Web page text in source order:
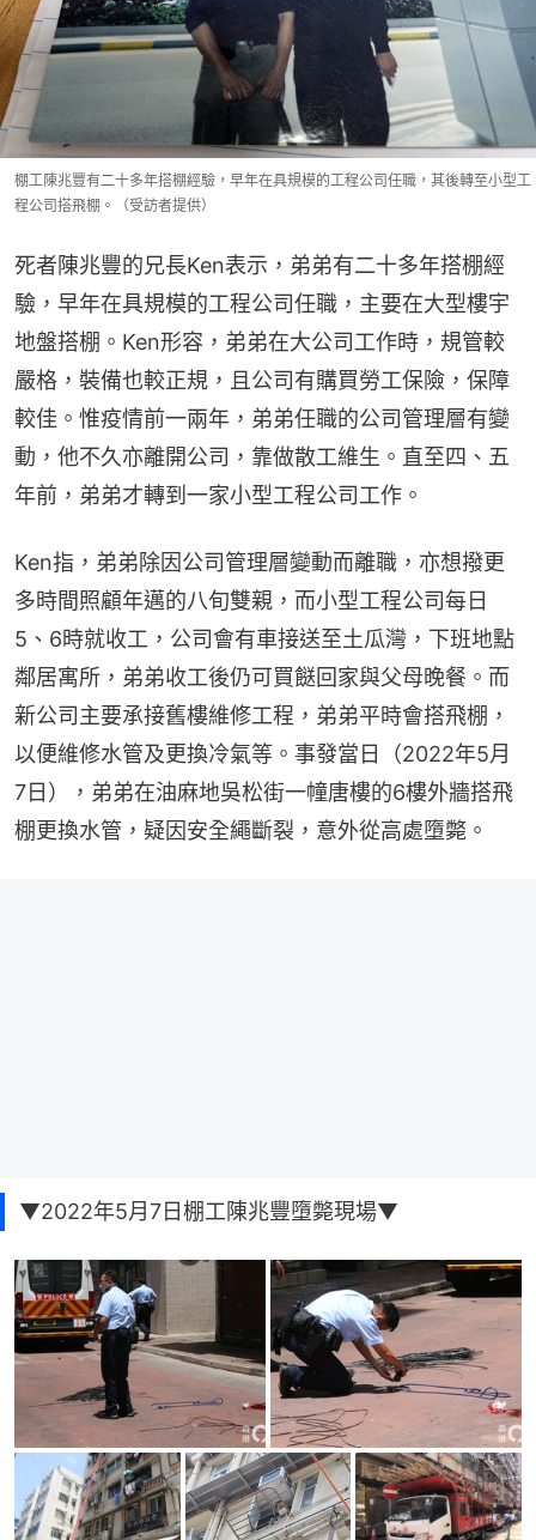
棚工陳兆豐有二十多年搭棚經驗，早年在具規模的工程公司任職，其後轉至小型工
程公司搭飛棚。（受訪者提供）
死者陳兆豐的兄長Ken表示，弟弟有二十多年搭棚經
驗，早年在具規模的工程公司任職，主要在大型樓宇
地盤搭棚。Ken形容，弟弟在大公司工作時，規管較
嚴格，裝備也較正規，且公司有購買勞工保險，保障
較佳。惟疫情前一兩年，弟弟任職的公司管理層有變
動，他不久亦離開公司，靠做散工維生。直至四、五
年前，弟弟才轉到一家小型工程公司工作。
Ken指，弟弟除因公司管理層變動而離職，亦想撥更
多時間照顧年邁的八旬雙親，而小型工程公司每日
5、6時就收工，公司會有車接送至土瓜灣，下班地點
鄰居寓所，弟弟收工後仍可買餸回家與父母晚餐。而
新公司主要承接舊樓維修工程，弟弟平時會搭飛棚，
以便維修水管及更換冷氣等。事發當日（2022年5月
7日），弟弟在油麻地吳松街一幢唐樓的6樓外牆搭飛
棚更換水管，疑因安全繩斷裂，意外從高處墮斃。
▼2022年5月7日棚工陳兆豐墮斃現場▼